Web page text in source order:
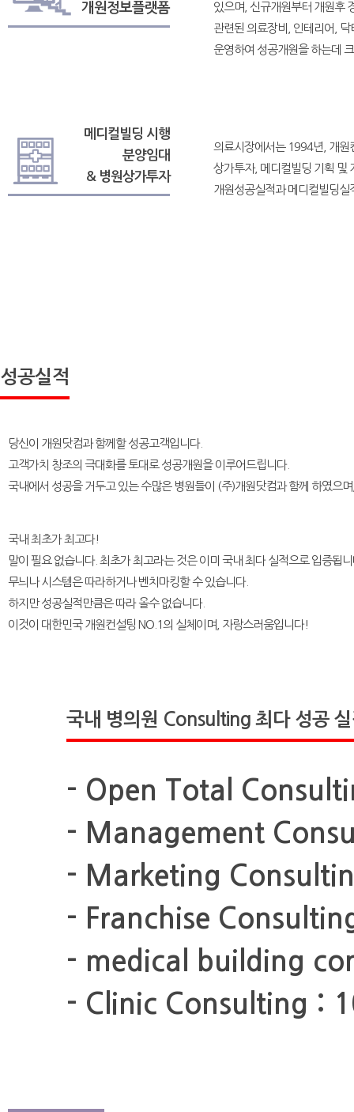
개원정보플랫폼
있으며, 신규개원부터 개원후
관련된 의료장비, 인테리어,
운영하여 성공개원을 하는데
메디컬빌딩 시행
분양임대
& 병원상가투자
의료시장에서는 1994년, 개원
상가투자, 메디컬빌딩 기획 및
개원성공실적과 메디컬빌딩
성공실적
당신이 개원닷컴과 함께할 성공고객입니다.
고객가치 창조의 극대화를 토대로 성공개원을 이루어드립니다.
국내에서 성공을 거두고 있는 수많은 병원들이 (주)개원닷컴과 함께 하였으
국내 최초가 최고다!
말이 필요 없습니다. 최초가 최고라는 것은 이미 국내 최다 실적으로 입증됩
무늬나 시스템은 따라하거나 벤치마킹할 수 있습니다.
하지만 성공실적만큼은 따라 올수 없습니다.
이것이 대한민국 개원컨설팅 NO.1의 실체이며, 자랑스러움입니다!
국내 병의원 Consulting 최다 성공
- Open Total
- Management
- Marketing
- Franchise
- medical building
- Clinic Consulting :